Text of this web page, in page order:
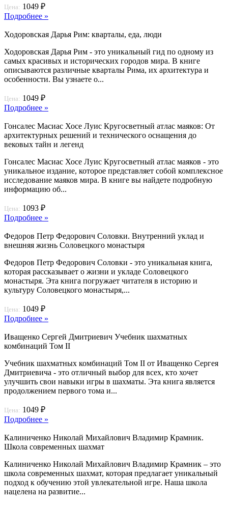
Цена: 1049 ₽
Подробнее »
Ходоровская Дарья Рим: кварталы, еда, люди
Ходоровская Дарья Рим - это уникальный гид по одному из
самых красивых и исторических городов мира. В книге
описываются различные кварталы Рима, их архитектура и
особенности. Вы узнаете о...
Цена: 1049 ₽
Подробнее »
Гонсалес Масиас Хосе Луис Кругосветный атлас маяков: От
архитектурных решений и технического оснащения до
вековых тайн и легенд
Гонсалес Масиас Хосе Луис Кругосветный атлас маяков - это
уникальное издание, которое представляет собой комплексное
исследование маяков мира. В книге вы найдете подробную
информацию об...
Цена: 1093 ₽
Подробнее »
Федоров Петр Федорович Соловки. Внутренний уклад и
внешняя жизнь Соловецкого монастыря
Федоров Петр Федорович Соловки - это уникальная книга,
которая рассказывает о жизни и укладе Соловецкого
монастыря. Эта книга погружает читателя в историю и
культуру Соловецкого монастыря,...
Цена: 1049 ₽
Подробнее »
Иващенко Сергей Дмитриевич Учебник шахматных
комбинаций Том II
Учебник шахматных комбинаций Том II от Иващенко Сергея
Дмитриевича - это отличный выбор для всех, кто хочет
улучшить свои навыки игры в шахматы. Эта книга является
продолжением первого тома и...
Цена: 1049 ₽
Подробнее »
Калиниченко Николай Михайлович Владимир Крамник.
Школа современных шахмат
Калиниченко Николай Михайлович Владимир Крамник – это
школа современных шахмат, которая предлагает уникальный
подход к обучению этой увлекательной игре. Наша школа
нацелена на развитие...